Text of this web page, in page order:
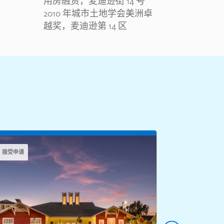
2010 年城市土地学会美洲卓
越奖，麦迪逊第 14 区
接受申请